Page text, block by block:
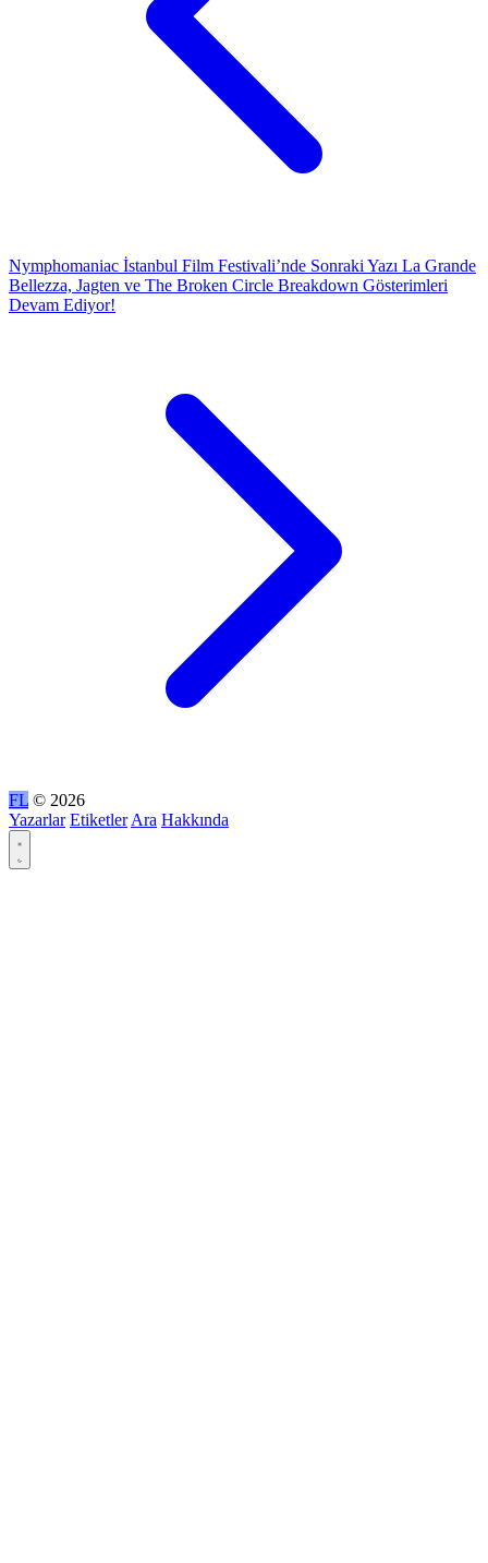
Nymphomaniac İstanbul Film Festivali’nde Sonraki Yazı La Grande
Bellezza, Jagten ve The Broken Circle Breakdown Gösterimleri
Devam Ediyor!
FL © 2026
Yazarlar Etiketler Ara Hakkında